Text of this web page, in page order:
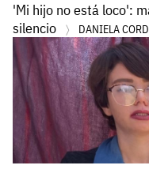
'Mi hijo no está loco':
silencio
DANIELA